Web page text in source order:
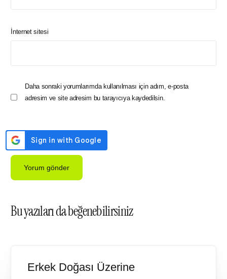
İnternet sitesi
Daha sonraki yorumlarımda kullanılması için adım, e-posta
adresim ve site adresim bu tarayıcıya kaydedilsin.
Bu yazıları da beğenebilirsiniz
Erkek Doğası Üzerine